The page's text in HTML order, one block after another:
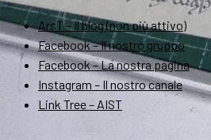
ArsT – Il blog (non più attivo)
Facebook – Il nostro gruppo
Facebook – La nostra pagina
Instagram – Il nostro canale
Link Tree – AIST